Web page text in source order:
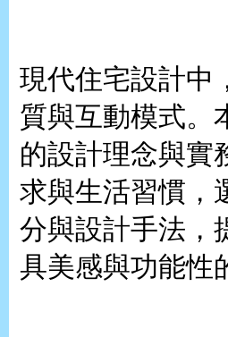
現代住宅設計中
質與互動模式。
的設計理念與實
求與生活習慣，
分與設計手法，
具美感與功能性